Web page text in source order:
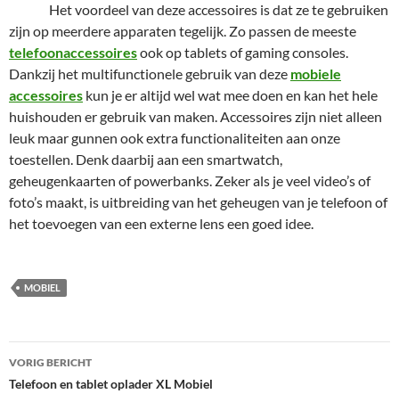
Het voordeel van deze accessoires is dat ze te gebruiken
zijn op meerdere apparaten tegelijk. Zo passen de meeste
telefoonaccessoiresook op tablets of gaming consoles.
Dankzij het multifunctionele gebruik van deze mobiele
accessoires kun je er altijd wel wat mee doen en kan het hele
huishouden er gebruik van maken. Accessoires zijn niet alleen
leuk maar gunnen ook extra functionaliteiten aan onze
toestellen. Denk daarbij aan een smartwatch,
geheugenkaarten of powerbanks. Zeker als je veel video’s of
foto’s maakt, is uitbreiding van het geheugen van je telefoon of
het toevoegen van een externe lens een goed idee.
MOBIEL
Bericht
navigatie
VORIG BERICHT
Telefoon en tablet oplader XL Mobiel